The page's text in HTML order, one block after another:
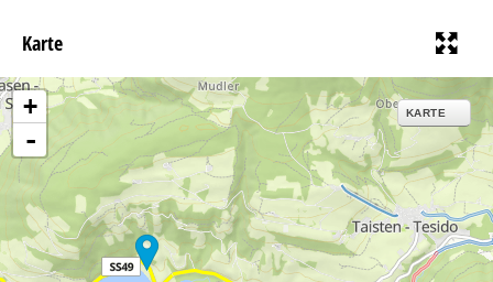
Karte
+
-
KARTE